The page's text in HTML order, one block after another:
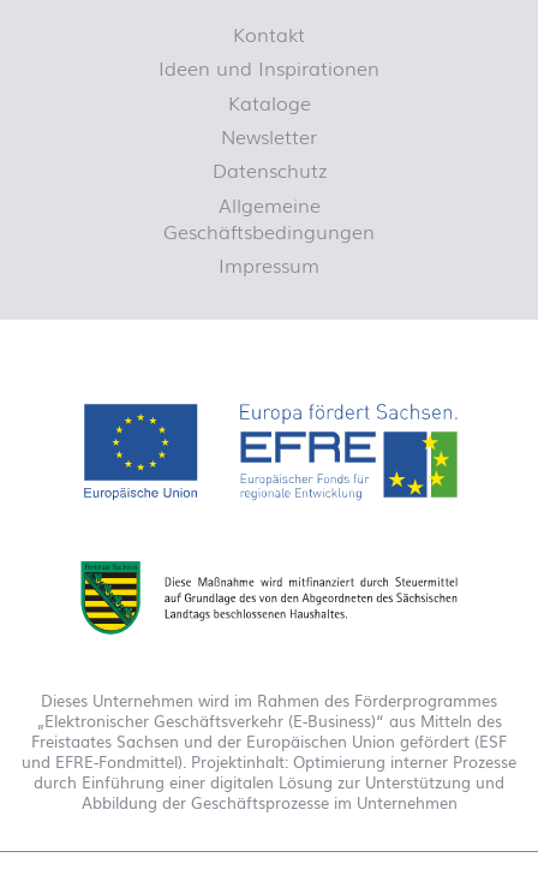
Kontakt
Ideen und Inspirationen
Kataloge
Newsletter
Datenschutz
Allgemeine
Geschäftsbedingungen
Impressum
Dieses Unternehmen wird im Rahmen des Förderprogrammes
„Elektronischer Geschäftsverkehr (E-Business)“ aus Mitteln des
Freistaates Sachsen und der Europäischen Union gefördert (ESF
und EFRE-Fondmittel). Projektinhalt: Optimierung interner Prozesse
durch Einführung einer digitalen Lösung zur Unterstützung und
Abbildung der Geschäftsprozesse im Unternehmen